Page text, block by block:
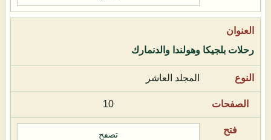
رحلات بلجيكا وهولندا والدنمارك
المجلد العاشر
10
تصفح